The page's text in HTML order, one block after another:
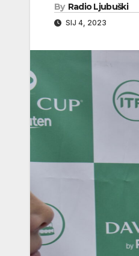
By Radio Ljubuški
SIJ 4, 2023